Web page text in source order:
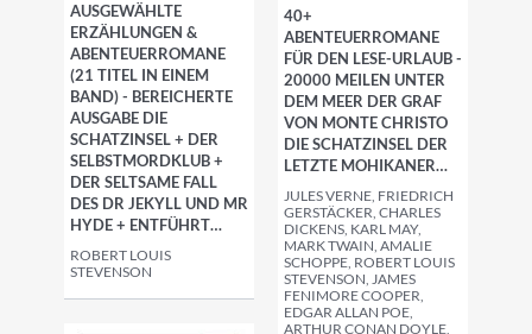
40+
ABENTEUERROMANE
FÜR DEN LESE-URLAUB -
20000 MEILEN UNTER
DEM MEER DER GRAF
VON MONTE CHRISTO
DIE SCHATZINSEL DER
LETZTE MOHIKANER…
JULES VERNE, FRIEDRICH
GERSTÄCKER, CHARLES
DICKENS, KARL MAY,
MARK TWAIN, AMALIE
SCHOPPE, ROBERT LOUIS
STEVENSON, JAMES
FENIMORE COOPER,
EDGAR ALLAN POE,
ARTHUR CONAN DOYLE,
AUSGEWÄHLTE
ERZÄHLUNGEN &
ABENTEUERROMANE
(21 TITEL IN EINEM
BAND) - BEREICHERTE
AUSGABE DIE
SCHATZINSEL + DER
SELBSTMORDKLUB +
DER SELTSAME FALL
DES DR JEKYLL UND MR
HYDE + ENTFÜHRT…
ROBERT LOUIS
STEVENSON